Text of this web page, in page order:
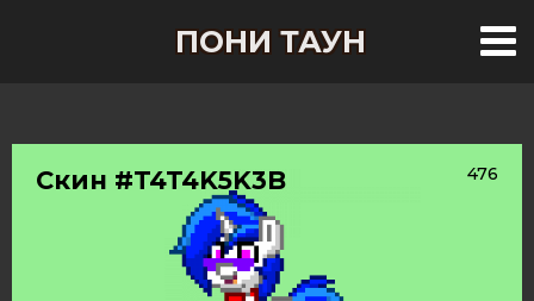
ПОНИ ТАУН
Скин #T4T4K5K3B 476